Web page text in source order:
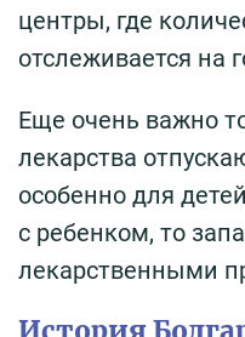
центры, где
отслеживается на
Еще очень важно
лекарства
особенно для
с ребенком, то
лекарственными